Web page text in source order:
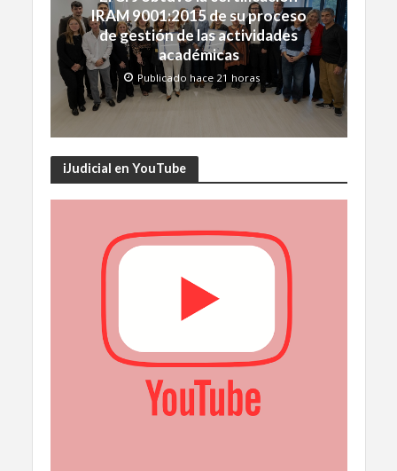
IRAM 9001:2015 de su proceso
de gestión de las actividades
académicas
Publicado hace 21 horas
iJudicial en YouTube